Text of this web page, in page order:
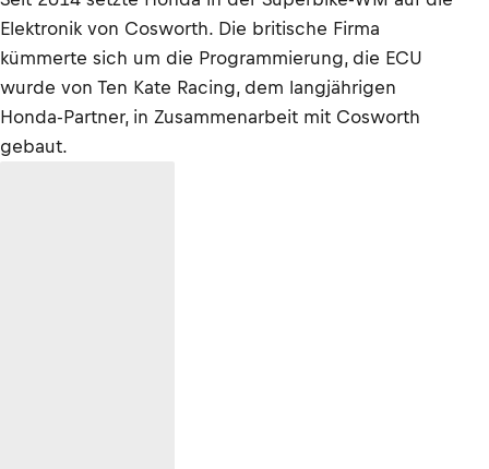
Elektronik von Cosworth. Die britische Firma
kümmerte sich um die Programmierung, die ECU
wurde von Ten Kate Racing, dem langjährigen
Honda-Partner, in Zusammenarbeit mit Cosworth
gebaut.